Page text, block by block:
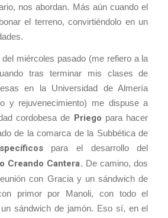
nos abordan. Más aún cuando el
el terreno, convirtiéndolo en un
miércoles pasado (me refiero a la
tras terminar mis clases de
en la Universidad de Almería
y rejuvenecimiento) me dispuse a
cordobesa de Priego para hacer
de la comarca de la Subbética de
para el desarrollo del
Creando Cantera. De camino, dos
con Gracia y un sándwich de
primor por Manoli, con todo el
sándwich de jamón. Eso sí, en el